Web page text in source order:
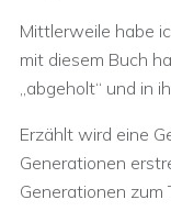
Mittlerweile habe
mit diesem Buch
„abgeholt“ und in
Erzählt wird eine
Generationen
Generationen zum